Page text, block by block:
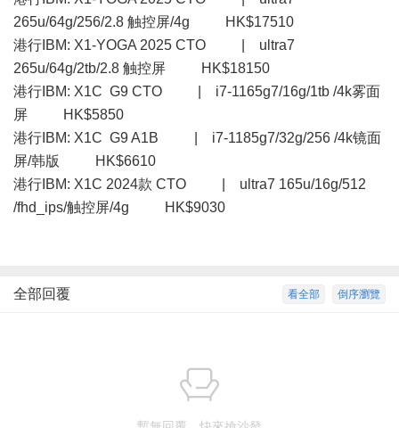
265u/64g/256/2.8 触控屏/4g HK$17510
港行IBM: X1-YOGA 2025 CTO | ultra7
265u/64g/2tb/2.8 触控屏 HK$18150
港行IBM: X1C G9 CTO | i7-1165g7/16g/1tb /4k雾面
屏 HK$5850
港行IBM: X1C G9 A1B | i7-1185g7/32g/256 /4k镜面
屏/韩版 HK$6610
港行IBM: X1C 2024款 CTO | ultra7 165u/16g/512
/fhd_ips/触控屏/4g HK$9030
倒序瀏覽
看全部
全部回覆